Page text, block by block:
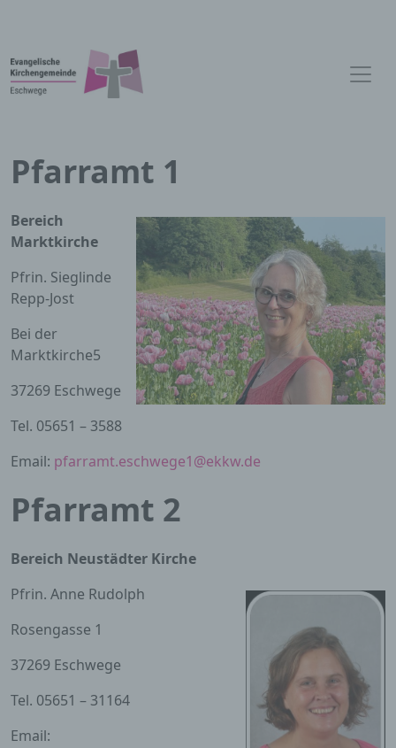
Pfarramt 1
Bereich
Marktkirche
Pfrin. Sieglinde
Repp-Jost
Bei der
Marktkirche5
37269 Eschwege
Tel. 05651 – 3588
Email: pfarramt.eschwege1@ekkw.de
Pfarramt 2
Bereich Neustädter Kirche
Pfrin. Anne Rudolph
Rosengasse 1
37269 Eschwege
Tel. 05651 – 31164
Email: